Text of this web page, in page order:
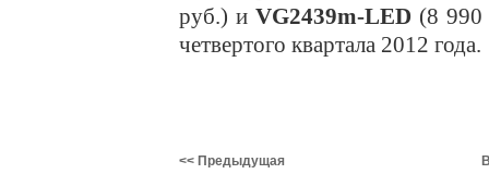
руб.) и VG2439m-LED (8 990
четвертого квартала 2012 года.
<< Предыдущая